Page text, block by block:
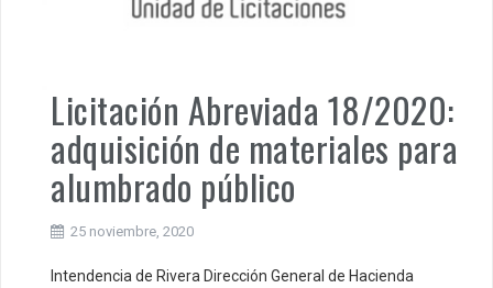
Licitación Abreviada 18/2020:
adquisición de materiales para
alumbrado público
25 noviembre, 2020
Intendencia de Rivera Dirección General de Hacienda